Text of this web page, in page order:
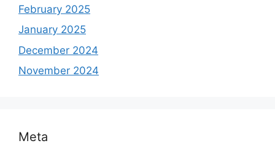
February 2025
January 2025
December 2024
November 2024
Meta